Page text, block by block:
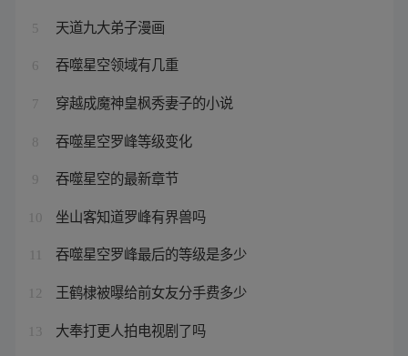
5 天道九大弟子漫画
6 吞噬星空领域有几重
7 穿越成魔神皇枫秀妻子的小说
8 吞噬星空罗峰等级变化
9 吞噬星空的最新章节
10 坐山客知道罗峰有界兽吗
吞噬星空罗峰最后的等级是多少
12 王鹤棣被曝给前女友分手费多少
13 大奉打更人拍电视剧了吗